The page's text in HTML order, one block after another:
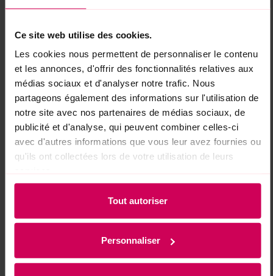
Ce site web utilise des cookies.
Les cookies nous permettent de personnaliser le contenu
et les annonces, d'offrir des fonctionnalités relatives aux
médias sociaux et d'analyser notre trafic. Nous
partageons également des informations sur l'utilisation de
notre site avec nos partenaires de médias sociaux, de
publicité et d'analyse, qui peuvent combiner celles-ci
avec d'autres informations que vous leur avez fournies ou
qu'ils ont collectées lors de votre utilisation de leurs
Tout autoriser
Personnaliser
INGRÉDIENTSVALEURS
NUTRITIONNELLESRECYCLAGE
Ingrédients : Sirop de glucose ; sucre ;
gélatine ; acidifiants : acide citrique,
acide lactique ; gélifiant : pectine ;
colorants alimentaires (cassis, carotte
raisin rouge, cerise, citron, spiruline) ;
arômes ; agents de glaçage : cire
d'abeille, blanche et jaune, cire de